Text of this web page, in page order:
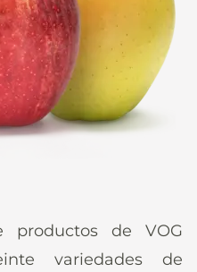
productos de VOG
variedades de